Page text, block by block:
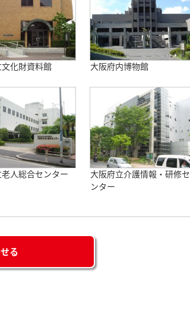
化財資料館 大阪府内博物館
人総合センター
大阪府立介護情報・研修セ
ンター
る